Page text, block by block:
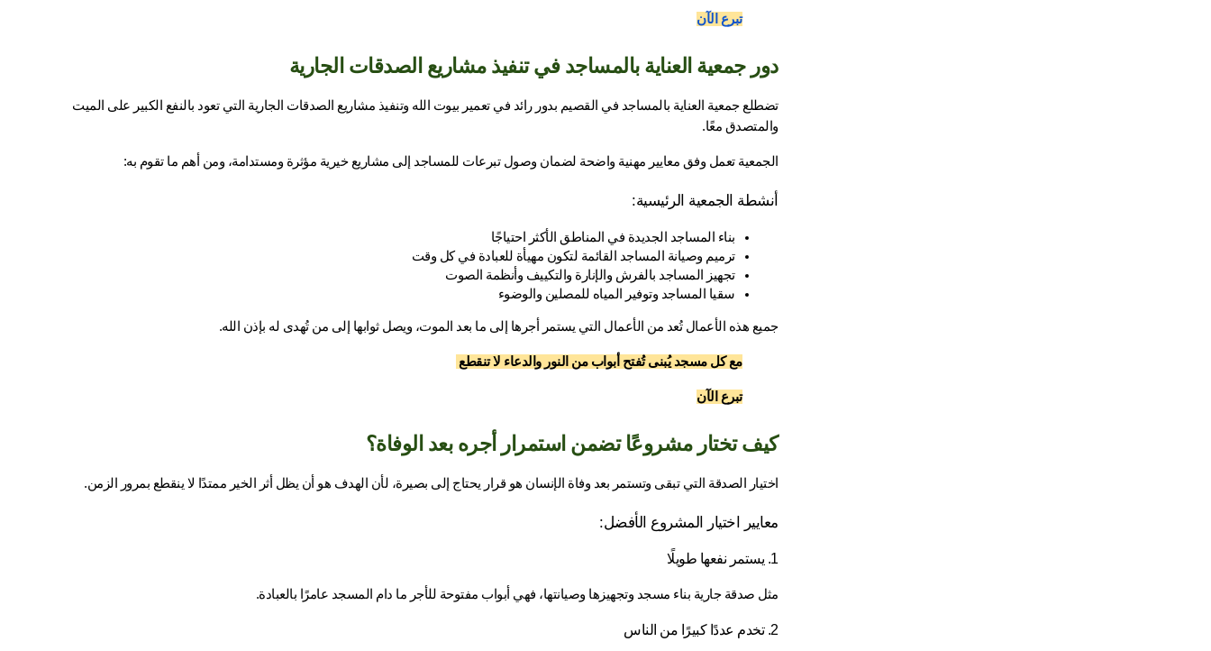
تبرع الآن
دور جمعية العناية بالمساجد في تنفيذ مشاريع الصدقات الجارية
والمتصدق معًا.
الجمعية تعمل وفق معايير مهنية واضحة لضمان وصول تبرعات للمساجد إلى مشاريع خيرية مؤثرة ومستدامة، ومن أهم ما تقوم به:
أنشطة الجمعية الرئيسية:
بناء المساجد الجديدة في المناطق الأكثر احتياجًا
ترميم وصيانة المساجد القائمة لتكون مهيأة للعبادة في كل وقت
تجهيز المساجد بالفرش والإنارة والتكييف وأنظمة الصوت
سقيا المساجد وتوفير المياه للمصلين والوضوء
جميع هذه الأعمال تُعد من الأعمال التي يستمر أجرها إلى ما بعد الموت، ويصل ثوابها إلى من تُهدى له بإذن الله.
مع كل مسجد يُبنى تُفتح أبواب من النور والدعاء لا تنقطع
تبرع الآن
كيف تختار مشروعًا تضمن استمرار أجره بعد الوفاة؟
اختيار الصدقة التي تبقى وتستمر بعد وفاة الإنسان هو قرار يحتاج إلى بصيرة، لأن الهدف هو أن يظل أثر الخير ممتدًا لا ينقطع بمرور الزمن.
معايير اختيار المشروع الأفضل:
1. يستمر نفعها طويلًا
مثل صدقة جارية بناء مسجد وتجهيزها وصيانتها، فهي أبواب مفتوحة للأجر ما دام المسجد عامرًا بالعبادة.
2. تخدم عددًا كبيرًا من الناس